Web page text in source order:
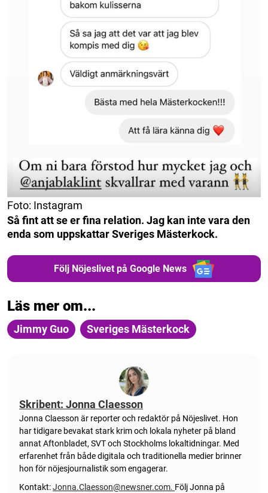
Foto: Instagram
Så fint att se er fina relation. Jag kan inte vara den
enda som uppskattarSveriges Mästerkock.
Följ Nöjeslivet på Google News
Läs mer om...
Jimmy Guo Sveriges Mästerkock
Skribent: Jonna Claesson
Jonna Claesson är reporter och redaktör på Nöjeslivet. Hon
har tidigare bevakat stark krim och lokala nyheter på bland
annat Aftonbladet, SVT och Stockholms lokaltidningar. Med
erfarenhet från både digitala och traditionella medier brinner
hon för nöjesjournalistik som engagerar.
Kontakt:Jonna.Claesson@newsner.com. Följ Jonna på